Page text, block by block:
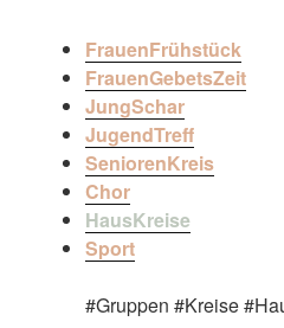
FrauenFrühstück
FrauenGebetsZeit
JungSchar
JugendTreff
SeniorenKreis
Chor
HausKreise
Sport
#Gruppen #Kreise